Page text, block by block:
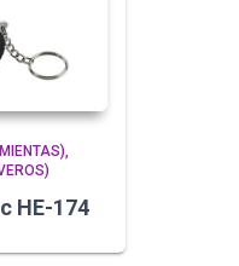
HE-174